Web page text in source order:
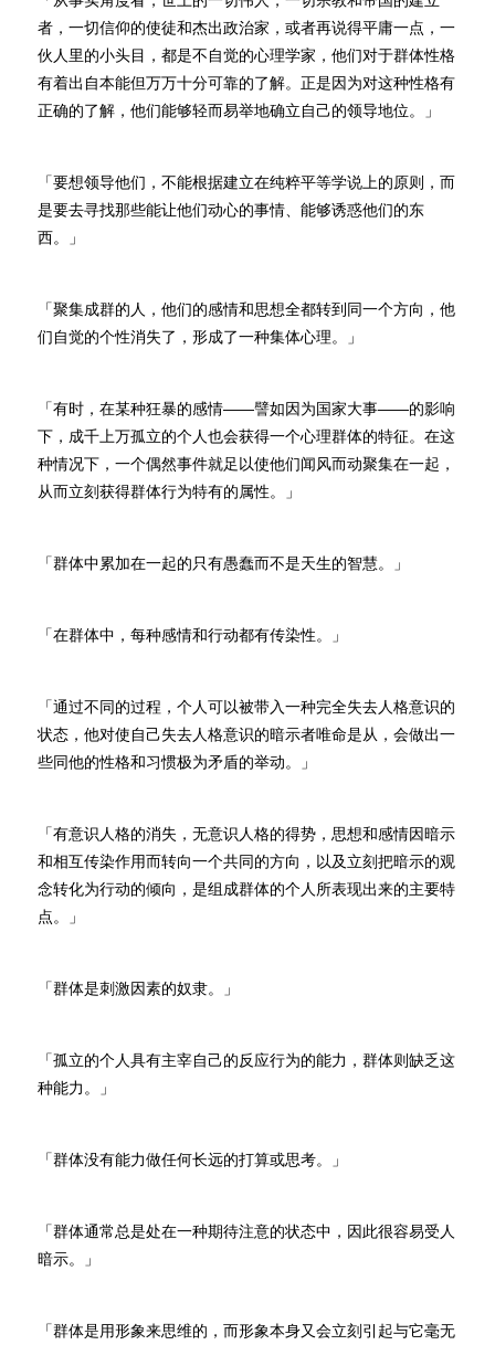
者，一切信仰的使徒和杰出政治家，或者再说得平庸一点，一
伙人里的小头目，都是不自觉的心理学家，他们对于群体性格
有着出自本能但万万十分可靠的了解。正是因为对这种性格有
正确的了解，他们能够轻而易举地确立自己的领导地位。」
「要想领导他们，不能根据建立在纯粹平等学说上的原则，而
是要去寻找那些能让他们动心的事情、能够诱惑他们的东
西。」
「聚集成群的人，他们的感情和思想全都转到同一个方向，他
们自觉的个性消失了，形成了一种集体心理。」
「有时，在某种狂暴的感情——譬如因为国家大事——的影响
下，成千上万孤立的个人也会获得一个心理群体的特征。在这
种情况下，一个偶然事件就足以使他们闻风而动聚集在一起，
从而立刻获得群体行为特有的属性。」
「群体中累加在一起的只有愚蠢而不是天生的智慧。」
「在群体中，每种感情和行动都有传染性。」
「通过不同的过程，个人可以被带入一种完全失去人格意识的
状态，他对使自己失去人格意识的暗示者唯命是从，会做出一
些同他的性格和习惯极为矛盾的举动。」
「有意识人格的消失，无意识人格的得势，思想和感情因暗示
和相互传染作用而转向一个共同的方向，以及立刻把暗示的观
念转化为行动的倾向，是组成群体的个人所表现出来的主要特
点。」
「群体是刺激因素的奴隶。」
「孤立的个人具有主宰自己的反应行为的能力，群体则缺乏这
种能力。」
「群体没有能力做任何长远的打算或思考。」
「群体通常总是处在一种期待注意的状态中，因此很容易受人
暗示。」
「群体是用形象来思维的，而形象本身又会立刻引起与它毫无